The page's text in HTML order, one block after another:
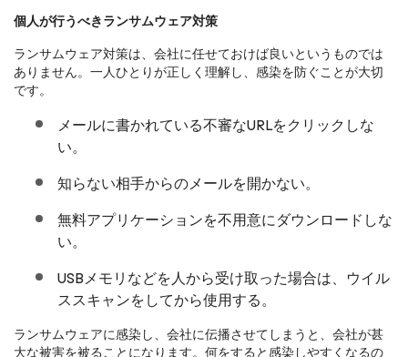
個人が行うべきランサムウェア対策
ランサムウェア対策は、会社に任せておけば良いというものでは
ありません。一人ひとりが正しく理解し、感染を防ぐことが大切
です。
メールに書かれている不審なURLをクリックしな
い。
知らない相手からのメールを開かない。
無料アプリケーションを不用意にダウンロードしな
い。
USBメモリなどを人から受け取った場合は、ウイル
ススキャンをしてから使用する。
ランサムウェアに感染し、会社に伝播させてしまうと、会社が甚